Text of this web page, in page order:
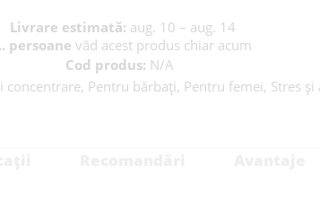
Livrare estimată: aug. 10 – aug. 14
persoane văd acest produs chiar acum
Cod produs: N/A
concentrare, Pentru bărbați, Pentru femei, Stres și